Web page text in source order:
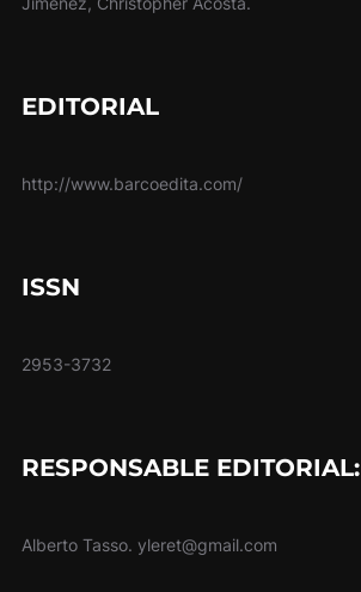
EDITORIAL
http://www.barcoedita.com/
ISSN
2953-3732
RESPONSABLE EDITORIAL:
Alberto Tasso. yleret@gmail.com